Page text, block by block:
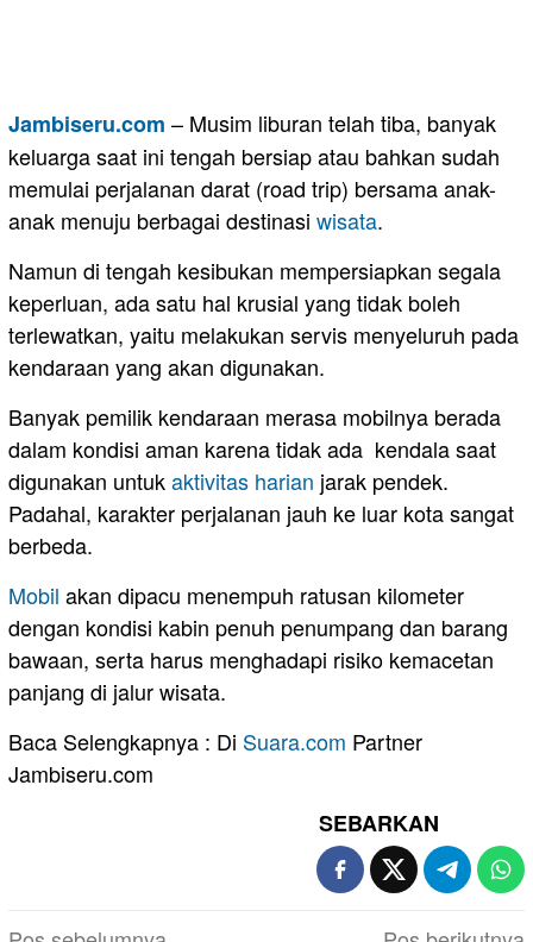
Jambiseru.com – Musim liburan telah tiba, banyak
keluarga saat ini tengah bersiap atau bahkan sudah
memulai perjalanan darat (road trip) bersama anak-
anak menuju berbagai destinasi wisata.
Namun di tengah kesibukan mempersiapkan segala
keperluan, ada satu hal krusial yang tidak boleh
terlewatkan, yaitu melakukan servis menyeluruh pada
kendaraan yang akan digunakan.
Banyak pemilik kendaraan merasa mobilnya berada
dalam kondisi aman karena tidak ada kendala saat
digunakan untukaktivitas harian jarak pendek.
Padahal, karakter perjalanan jauh ke luar kota sangat
berbeda.
Mobil akan dipacu menempuh ratusan kilometer
dengan kondisi kabin penuh penumpang dan barang
bawaan, serta harus menghadapi risiko kemacetan
panjang di jalur wisata.
Baca Selengkapnya : Di Suara.com Partner
Jambiseru.com
SEBARKAN